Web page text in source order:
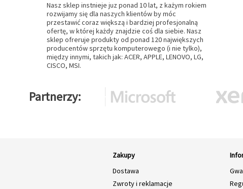
Nasz sklep instnieje juz ponad 10 lat, z każym rokiem
rozwijamy się dla naszych klientów by móc
przestawić coraz większą i bardziej profesjonalną
ofertę, w której każdy znajdzie coś dla siebie. Nasz
sklep ofreruje produkty od ponad 120 największych
producentów sprzętu komputerowego (i nie tylko),
między innymi, takich jak: ACER, APPLE, LENOVO, LG,
CISCO, MSI.
Partnerzy
Zakupy
Dostawa
Zwroty i reklamacje